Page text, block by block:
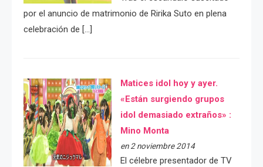
por el anuncio de matrimonio de Ririka Suto en plena
celebración de […]
Matices idol hoy y ayer.
«Están surgiendo grupos
idol demasiado extraños» :
Mino Monta
en 2 noviembre 2014
El célebre presentador de TV